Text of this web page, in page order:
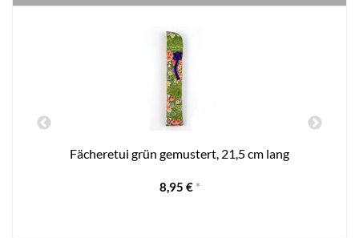
Fächeretui grün gemustert, 21,5 cm lang
8,95 € *